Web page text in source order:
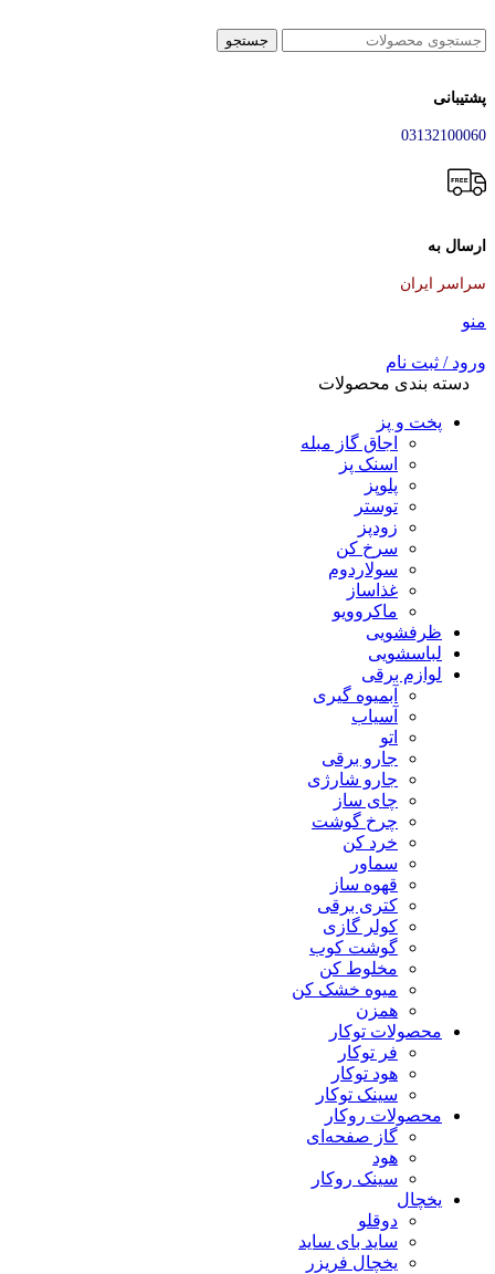
جستجو
پشتیبانی
03132100060
ارسال به
سراسر ایران
منو
ورود / ثبت نام
دسته بندی محصولات
پخت و پز
اجاق گاز مبله
اسنک پز
پلوپز
توستر
زودپز
سرخ کن
سولاردوم
غذاساز
ماکروویو
ظرفشویی
لباسشویی
لوازم برقی
آبمیوه گیری
آسیاب
اتو
جارو برقی
جارو شارژی
چای ساز
چرخ گوشت
خرد کن
سماور
قهوه ساز
کتری برقی
کولر گازی
گوشت کوب
مخلوط کن
میوه خشک کن
همزن
محصولات توکار
فر توکار
هود توکار
سینک توکار
محصولات روکار
گاز صفحه‌ای
هود
سینک روکار
یخچال
دوقلو
ساید بای ساید
یخچال فریزر